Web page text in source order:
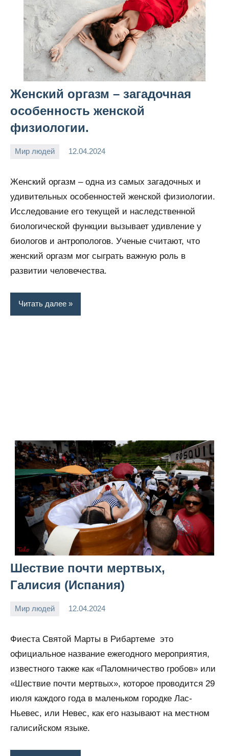
Женский оргазм – загадочная
особенность женской
физиологии.
Мир людей 12.04.2024
Snow_owl
Женский оргазм – одна из самых загадочных и
удивительных особенностей женской физиологии.
Исследование его текущей и наследственной
биологической функции вызывает удивление у
биологов и антропологов. Ученые считают, что
женский оргазм мог сыграть важную роль в
развитии человечества.
Читать далее
Шествие почти мертвых,
Галисия (Испания)
Мир людей 12.04.2024
Snow_owl
Фиеста Святой Марты в Рибартеме это
официальное название ежегодного мероприятия,
известного также как «Паломничество гробов» или
«Шествие почти мертвых», которое проводится 29
июля каждого года в маленьком городке Лас-
Ньевес, или Невес, как его называют на местном
галисийском языке.